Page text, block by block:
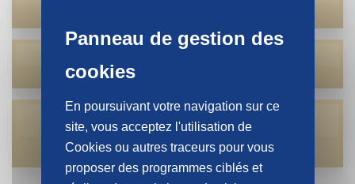
contact@seger.fr
En poursuivant votre navigation sur ce
site, vous acceptez l'utilisation de
Cookies ou autres traceurs pour vous
proposer des programmes ciblés et